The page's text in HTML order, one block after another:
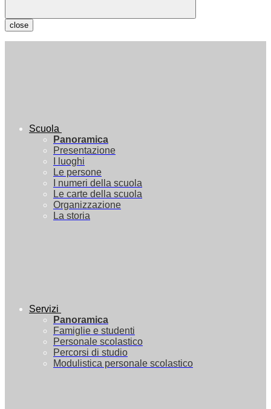
close
Scuola
Panoramica
Presentazione
I luoghi
Le persone
I numeri della scuola
Le carte della scuola
Organizzazione
La storia
Servizi
Panoramica
Famiglie e studenti
Personale scolastico
Percorsi di studio
Modulistica personale scolastico